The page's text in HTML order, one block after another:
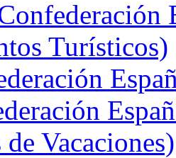
Turísticos)
Vacaciones)